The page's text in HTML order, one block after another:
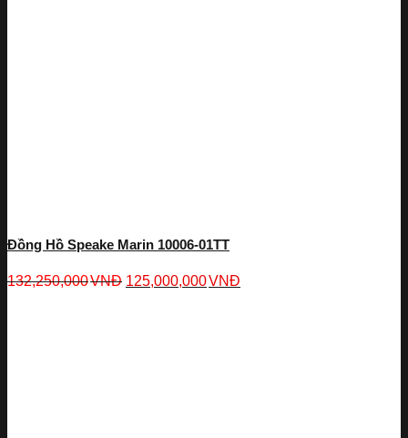
Đồng Hồ Speake Marin 10006-01TT
132,250,000VNĐ 125,000,000VNĐ